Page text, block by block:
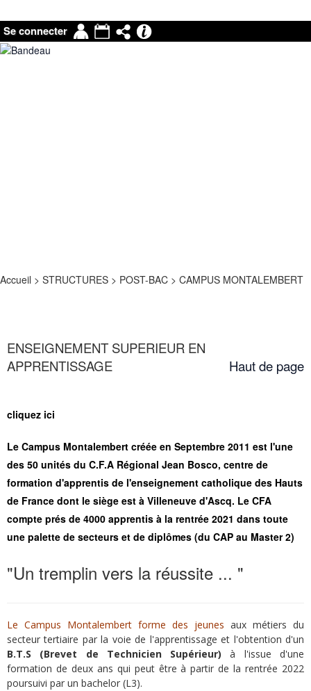
Se connecter
Mon AgendaPartage
Accueil > STRUCTURES > POST-BAC > CAMPUS MONTALEMBERT
ENSEIGNEMENT SUPERIEUR EN
APPRENTISSAGE
Haut de page
cliquez ici
Le Campus Montalembert créée en Septembre 2011 est l'une
des 50 unités du C.F.A Régional Jean Bosco, centre de
formation d'apprentis de l'enseignement catholique des Hauts
de France dont le siège est à Villeneuve d'Ascq. Le CFA
compte prés de 4000 apprentis à la rentrée 2021 dans toute
une palette de secteurs et de diplômes (du CAP au Master 2)
"Un tremplin vers la réussite ... "
Le Campus Montalembert forme des jeunes aux métiers du
secteur tertiaire par la voie de l'apprentissage et l'obtention d'un
B.T.S (Brevet de Technicien Supérieur) à l'issue d'une
formation de deux ans qui peut être à partir de la rentrée 2022
poursuivi par un bachelor (L3).